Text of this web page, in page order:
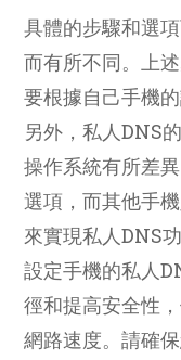
具體的步驟和選
而有所不同。上
要根據自己手機
另外，私人DNS
操作系統有所差
選項，而其他手
來實現私人DNS功
設定手機的私人
徑和提高安全性
網路速度。請確